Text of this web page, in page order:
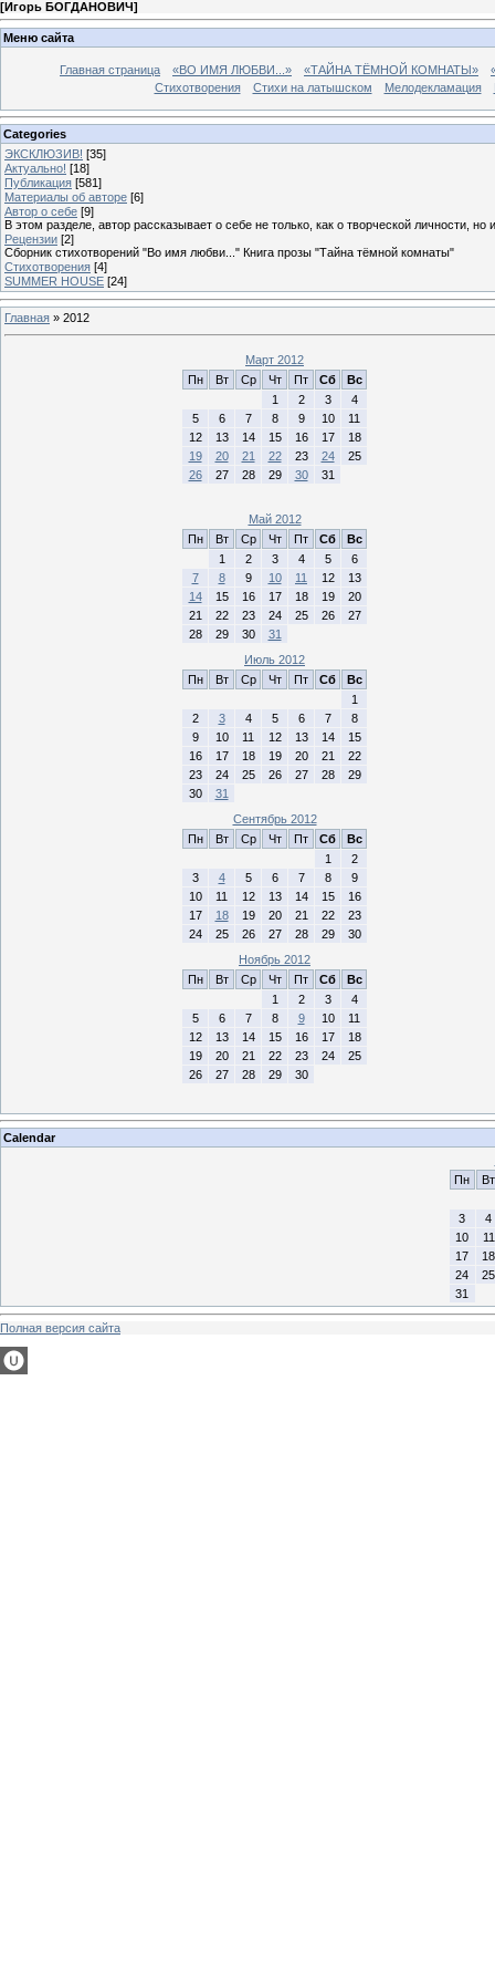
[Игорь БОГДАНОВИЧ]
Меню сайта
Главная страница «ВО ИМЯ ЛЮБВИ...» «ТАЙНА ТЁМНОЙ КОМНАТЫ»
Стихотворения
Стихи на латышском Мелодекламация
Categories
ЭКСКЛЮЗИВ! [35]
Актуально! [18]
Публикация [581]
Материалы об авторе [6]
Автор о себе [9]
В этом разделе, автор рассказывает о себе не только, как о творческой личности,
Рецензии [2]
Сборник стихотворений "Во имя любви..." Книга прозы "Тайна тёмной комнаты"
Стихотворения [4]
SUMMER HOUSE [24]
Главная » 2012
Март 2012
Пн
Вт Ср Чт Пт Сб
Вс
1
2 3
4
5
6 7 8 9 10
11
12
13 14 15 16 17
18
19
20 21 22 23 24
25
26
27 28 29 30 31
Май 2012
Пн
Вт Ср Чт Пт Сб
Вс
1
2 3 4 5
6
7
8 9 10 11 12
13
14
15 16 17 18 19
20
21
22 23 24 25 26
27
28
29 30
31
Июль 2012
Пн
Вт Ср Чт Пт Сб
Вс
1
2
3 4 5 6 7
8
9
10 11 12 13 14
15
16
17 18 19 20 21
22
23
24 25 26 27 28
29
30
31
Сентябрь 2012
Пн
Вт Ср Чт Пт Сб
Вс
1
2
3
4 5 6 7 8
9
10
11 12 13 14 15
16
17
18 19 20 21 22
23
24
25 26 27 28 29
30
Ноябрь 2012
Пн
Вт Ср Чт Пт Сб
Вс
1
2 3
4
5
6 7 8 9 10
11
12
13 14 15 16 17
18
19
20 21 22 23 24
25
26
27 28 29 30
Calendar
Пн
Вт
3
4
10
11
17
18
24
25
31
Полная версия сайта